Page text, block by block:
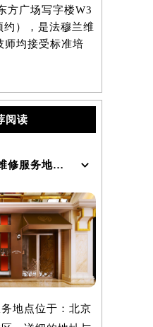
方广场写字楼W3
），是法穆兰维
师均接受标准培
阅读
法穆兰手表售后维修服务地点在哪里呢？
地点位于：北京